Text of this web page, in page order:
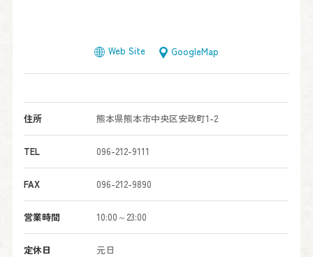
Web Site GoogleMap
住所 熊本県熊本市中央区安政町1-2
TEL 096-212-9111
FAX 096-212-9890
営業時間 10:00～23:00
定休日 元日